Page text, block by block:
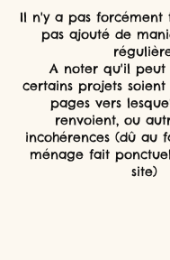
Il n'y a pas forcément
pas ajouté de
A noter qu'il peut
certains projets soient
pages vers
renvoient, ou
incohérences (dû au
ménage fait
site)